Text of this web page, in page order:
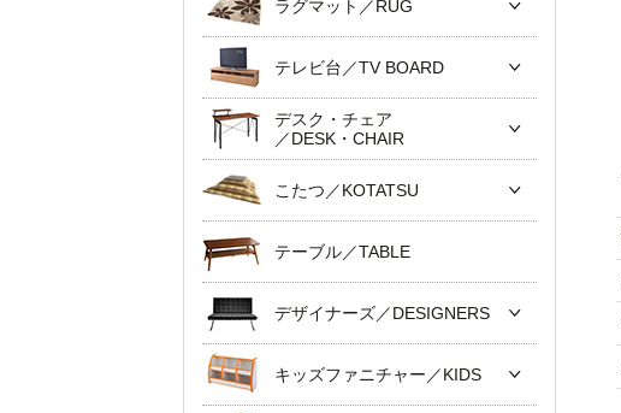
ラグマット／RUG
テレビ台／TV BOARD
デスク・チェア
／DESK・CHAIR
こたつ／KOTATSU
テーブル／TABLE
デザイナーズ／DESIGNERS
キッズファニチャー／KIDS